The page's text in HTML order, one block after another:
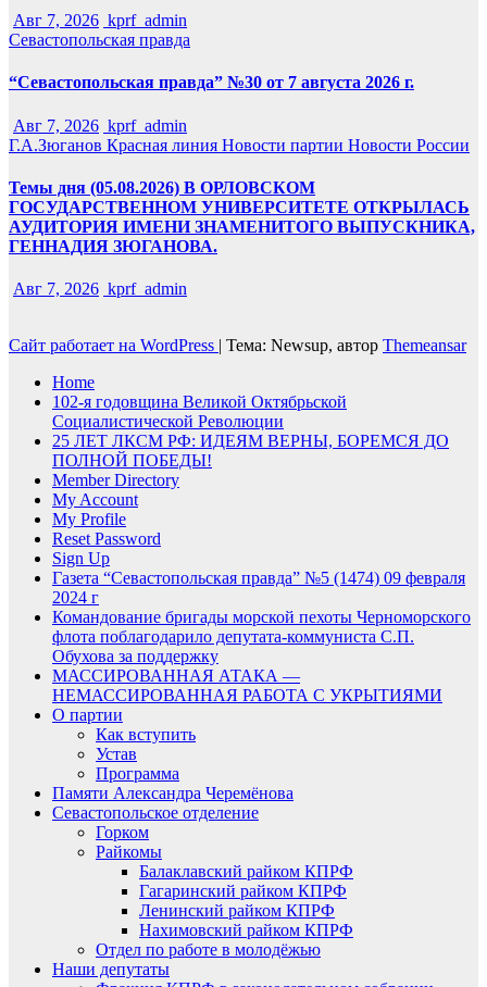
Авг 7, 2026 kprf_admin
Севастопольская правда
“Севастопольская правда” №30 от 7 августа 2026 г.
Авг 7, 2026 kprf_admin
Г.А.Зюганов Красная линия Новости партии Новости России
Темы дня (05.08.2026) В ОРЛОВСКОМ
ГОСУДАРСТВЕННОМ УНИВЕРСИТЕТЕ ОТКРЫЛАСЬ
АУДИТОРИЯ ИМЕНИ ЗНАМЕНИТОГО ВЫПУСКНИКА,
ГЕННАДИЯ ЗЮГАНОВА.
Авг 7, 2026 kprf_admin
Сайт работает на WordPress | Тема: Newsup, автор Themeansar
Home
102-я годовщина Великой Октябрьской
Социалистической Революции
25 ЛЕТ ЛКСМ РФ: ИДЕЯМ ВЕРНЫ, БОРЕМСЯ ДО
ПОЛНОЙ ПОБЕДЫ!
Member Directory
My Account
My Profile
Reset Password
Sign Up
Газета “Севастопольская правда” №5 (1474) 09 февраля
2024 г
Командование бригады морской пехоты Черноморского
флота поблагодарило депутата-коммуниста С.П.
Обухова за поддержку
МАССИРОВАННАЯ АТАКА —
НЕМАССИРОВАННАЯ РАБОТА С УКРЫТИЯМИ
О партии
Как вступить
Устав
Программа
Памяти Александра Черемёнова
Севастопольское отделение
Горком
Райкомы
Балаклавский райком КПРФ
Гагаринский райком КПРФ
Ленинский райком КПРФ
Нахимовский райком КПРФ
Отдел по работе в молодёжью
Наши депутаты